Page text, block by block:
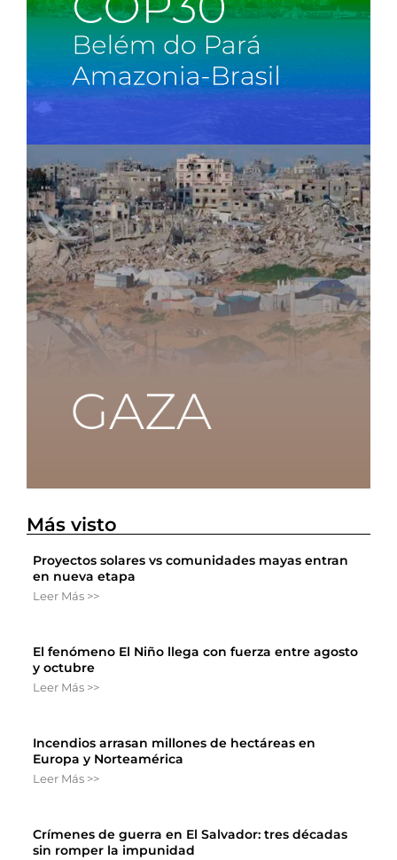
Más visto
Proyectos solares vs comunidades mayas entran
en nueva etapa
Leer Más >>
El fenómeno El Niño llega con fuerza entre agosto
y octubre
Leer Más >>
Incendios arrasan millones de hectáreas en
Europa y Norteamérica
Leer Más >>
Crímenes de guerra en El Salvador: tres décadas
sin romper la impunidad